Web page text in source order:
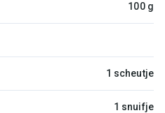
100 g
1 scheutje
1 snuifje